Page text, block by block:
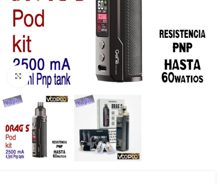
Haga Click para agrandar